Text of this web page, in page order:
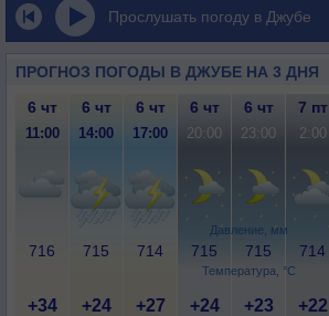
Прослушать погоду в Джубе
ПРОГНОЗ ПОГОДЫ В ДЖУБЕ НА 3 ДНЯ
Давление, мм
Температура, °C
6 чт 6 чт 6 чт 6 чт 6 чт 7 пт
11:00 14:00 17:00 20:00 23:00 2:00
716 715 714 715 715 714
+34 +24 +27 +24 +23 +22